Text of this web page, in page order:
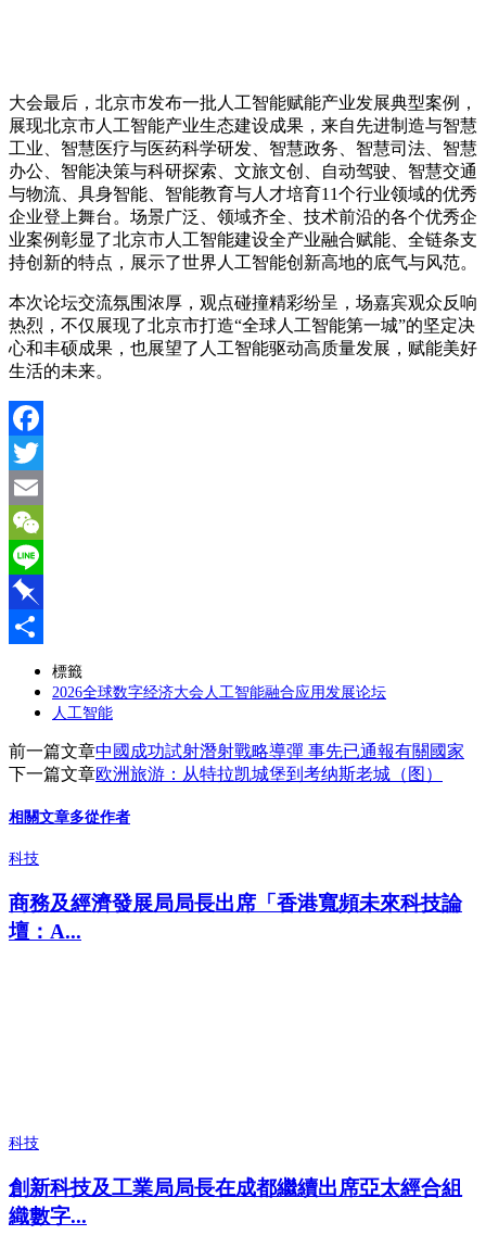
大会最后，北京市发布一批人工智能赋能产业发展典型案例，
展现北京市人工智能产业生态建设成果，来自先进制造与智慧
工业、智慧医疗与医药科学研发、智慧政务、智慧司法、智慧
办公、智能决策与科研探索、文旅文创、自动驾驶、智慧交通
与物流、具身智能、智能教育与人才培育11个行业领域的优秀
企业登上舞台。场景广泛、领域齐全、技术前沿的各个优秀企
业案例彰显了北京市人工智能建设全产业融合赋能、全链条支
持创新的特点，展示了世界人工智能创新高地的底气与风范。
本次论坛交流氛围浓厚，观点碰撞精彩纷呈，场嘉宾观众反响
热烈，不仅展现了北京市打造“全球人工智能第一城”的坚定决
心和丰硕成果，也展望了人工智能驱动高质量发展，赋能美好
生活的未来。
Facebook
Twitter
Email
WeChat
Line
Pinboard
標籤
2026全球数字经济大会人工智能融合应用发展论坛
人工智能
前一篇文章中國成功試射潛射戰略導彈 事先已通報有關國家
下一篇文章欧洲旅游：从特拉凯城堡到考纳斯老城（图）
相關文章多從作者
科技
商務及經濟發展局局長出席「香港寬頻未來科技論
壇：A...
科技
創新科技及工業局局長在成都繼續出席亞太經合組
織數字...